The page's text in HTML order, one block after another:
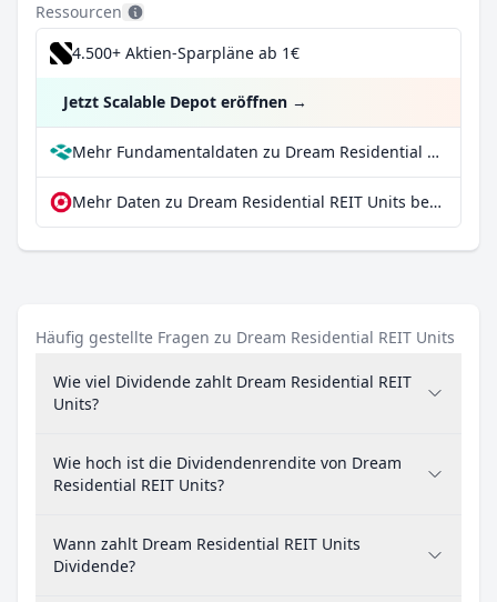
Ressourcen
4.500+ Aktien-Sparpläne ab 1€
Jetzt Scalable Depot eröffnen →
Mehr Fundamentaldaten zu Dream Residential REIT Units bei Parqet
Mehr Daten zu Dream Residential REIT Units bei extraETF
Häufig gestellte Fragen zu Dream Residential REIT Units
Wie viel Dividende zahlt Dream Residential REIT
Units?
Wie hoch ist die Dividendenrendite von Dream
Residential REIT Units?
Wann zahlt Dream Residential REIT Units
Dividende?